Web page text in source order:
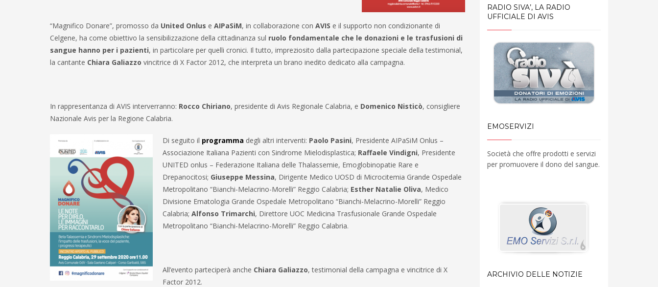
“Magnifico Donare”, promosso da United Onlus e AIPaSiM, in collaborazione con AVIS e il supporto non condizionante di
Celgene, ha come obiettivo la sensibilizzazione della cittadinanza sul ruolo fondamentale che le donazioni e le trasfusioni di
sangue hanno per i pazienti, in particolare per quelli cronici. Il tutto, impreziosito dalla partecipazione speciale della testimonial,
la cantante Chiara Galiazzo vincitrice di X Factor 2012, che interpreta un brano inedito dedicato alla campagna.
In rappresentanza di AVIS interverranno: Rocco Chiriano, presidente di Avis Regionale Calabria, e Domenico Nisticò, consigliere
Nazionale Avis per la Regione Calabria.
Di seguito il programma degli altri interventi: Paolo Pasini, Presidente AIPaSiM Onlus –
Associazione Italiana Pazienti con Sindrome Mielodisplastica; Raffaele Vindigni, Presidente
UNITED onlus – Federazione Italiana delle Thalassemie, Emoglobinopatie Rare e
Drepanocitosi; Giuseppe Messina, Dirigente Medico UOSD di Microcitemia Grande Ospedale
Metropolitano “Bianchi-Melacrino-Morelli” Reggio Calabria; Esther Natalie Oliva, Medico
Divisione Ematologia Grande Ospedale Metropolitano “Bianchi-Melacrino-Morelli” Reggio
Calabria; Alfonso Trimarchi, Direttore UOC Medicina Trasfusionale Grande Ospedale
Metropolitano “Bianchi-Melacrino-Morelli” Reggio Calabria.
All’evento parteciperà anche Chiara Galiazzo, testimonial della campagna e vincitrice di X
Factor 2012.
RADIO SIVA’, LA RADIO
UFFICIALE DI AVIS
EMOSERVIZI
Società che offre prodotti e servizi
per promuovere il dono del sangue.
ARCHIVIO DELLE NOTIZIE